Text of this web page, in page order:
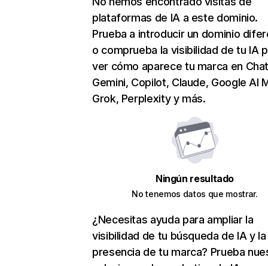
plataformas de IA a este dominio.
Prueba a introducir un dominio
o comprueba la visibilidad de tu IA
ver cómo aparece tu marca en
Gemini, Copilot, Claude, Google AI
Grok, Perplexity y más.
Ningún resultado
No tenemos datos que mostrar.
¿Necesitas ayuda para ampliar la
visibilidad de tu búsqueda de IA y la
presencia de tu marca? Prueba